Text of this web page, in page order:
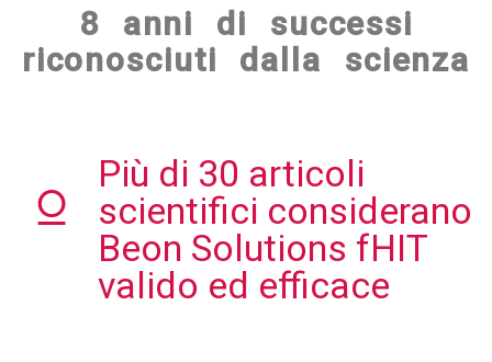
8 anni di successi
riconosciuti dalla scienza
Più di 30 articoli
scientifici considerano
Beon Solutions fHIT
valido ed efficace